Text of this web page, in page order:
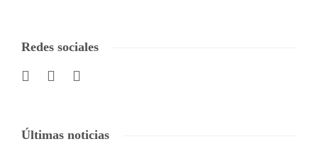
Redes sociales
Últimas noticias